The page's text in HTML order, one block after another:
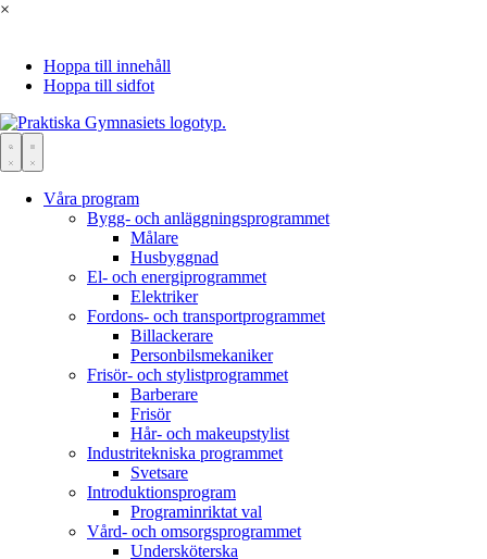
×
Hoppa till innehåll
Hoppa till sidfot
Våra program
Bygg- och anläggningsprogrammet
Målare
Husbyggnad
El- och energiprogrammet
Elektriker
Fordons- och transportprogrammet
Bil­lackerare
Personbils­mekaniker
Frisör- och stylistprogrammet
Barberare
Frisör
Hår- och makeupstylist
Industritekniska programmet
Svetsare
Introduktionsprogram
Programinriktat val
Vård- och omsorgsprogrammet
Undersköterska